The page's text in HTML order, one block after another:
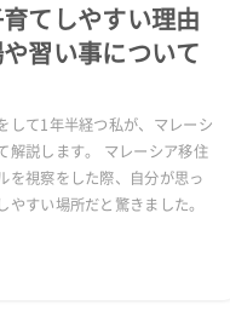
てしやすい理由
や習い事について
して1年半経つ私が、マレーシ
解説します。 マレーシア移住
を視察をした際、自分が思っ
すい場所だと驚きました。